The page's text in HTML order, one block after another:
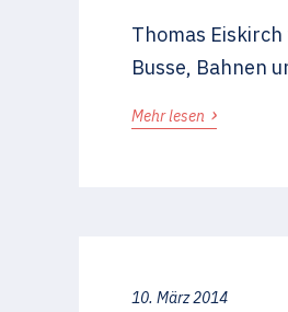
Thomas
Busse, Bahnen
Mehr lesen ›
10. März 2014